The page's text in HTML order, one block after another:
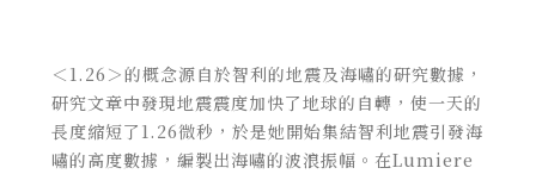
＜1.26＞的概念源自於智利的地震及海嘯的研究數據，
研究文章中發現地震震度加快了地球的自轉，使一天的
長度縮短了1.26微秒，於是她開始集結智利地震引發海
嘯的高度數據，編製出海嘯的波浪振幅。在Lumiere